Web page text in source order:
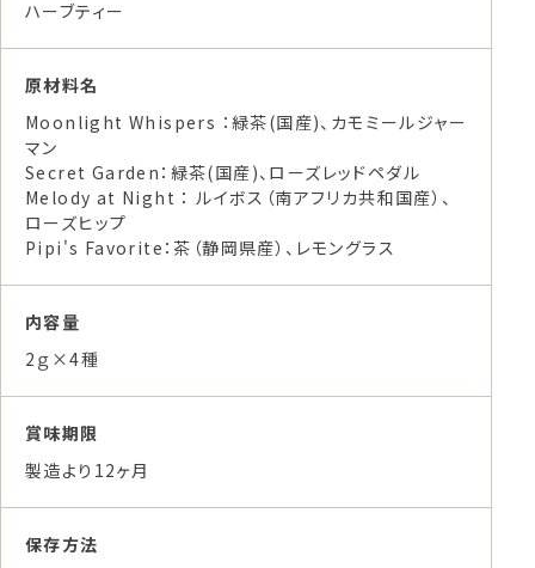
ハーブティー
原材料名
Moonlight Whispers ：緑茶(国産)、カモミールジャー
マン
Secret Garden：緑茶(国産)、ローズレッドペダル
Melody at Night ： ルイボス（南アフリカ共和国産）、
ローズヒップ
Pipi's Favorite：茶（静岡県産）、レモングラス
内容量
2ｇ×4種
賞味期限
製造より12ヶ月
保存方法